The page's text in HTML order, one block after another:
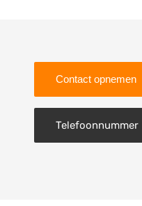
van
worden ze in de
afgehaald. Ze worden
Alle materialen die
klaargemaakt voor
kopen van gebruikte
reparatie, onderhoud
Contact opnemen
Telefoonnummer